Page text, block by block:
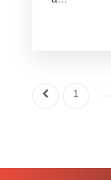
1 …